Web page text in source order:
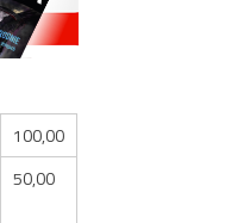
100,00
50,00